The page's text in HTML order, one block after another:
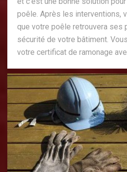
poêle. Après les interventions,
que votre poêle retrouvera ses
sécurité de votre bâtiment.
votre certificat de ramonage